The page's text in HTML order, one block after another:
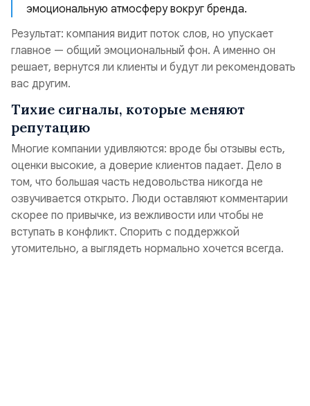
эмоциональную атмосферу вокруг бренда.
Результат: компания видит поток слов, но упускает
главное — общий эмоциональный фон. А именно он
решает, вернутся ли клиенты и будут ли рекомендовать
вас другим.
Тихие сигналы, которые меняют
репутацию
Многие компании удивляются: вроде бы отзывы есть,
оценки высокие, а доверие клиентов падает. Дело в
том, что большая часть недовольства никогда не
озвучивается открыто. Люди оставляют комментарии
скорее по привычке, из вежливости или чтобы не
вступать в конфликт. Спорить с поддержкой
утомительно, а выглядеть нормально хочется всегда.